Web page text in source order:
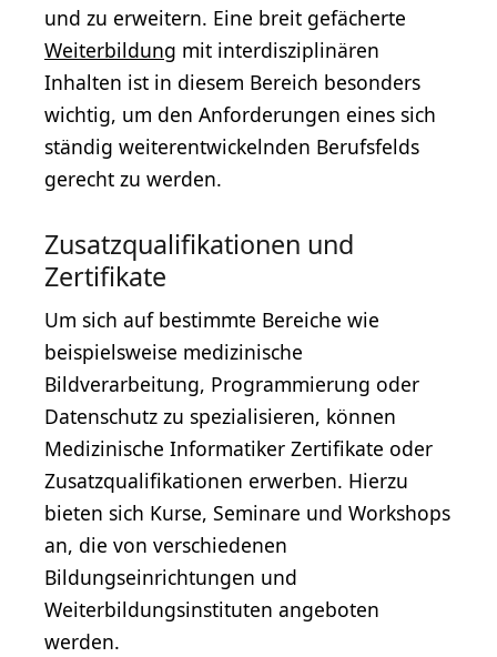
und zu erweitern. Eine breit gefächerte
Weiterbildung mit interdisziplinären
Inhalten ist in diesem Bereich besonders
wichtig, um den Anforderungen eines sich
ständig weiterentwickelnden Berufsfelds
gerecht zu werden.
Zusatzqualifikationen und
Zertifikate
Um sich auf bestimmte Bereiche wie
beispielsweise medizinische
Bildverarbeitung, Programmierung oder
Datenschutz zu spezialisieren, können
Medizinische Informatiker Zertifikate oder
Zusatzqualifikationen erwerben. Hierzu
bieten sich Kurse, Seminare und Workshops
an, die von verschiedenen
Bildungseinrichtungen und
Weiterbildungsinstituten angeboten
werden.